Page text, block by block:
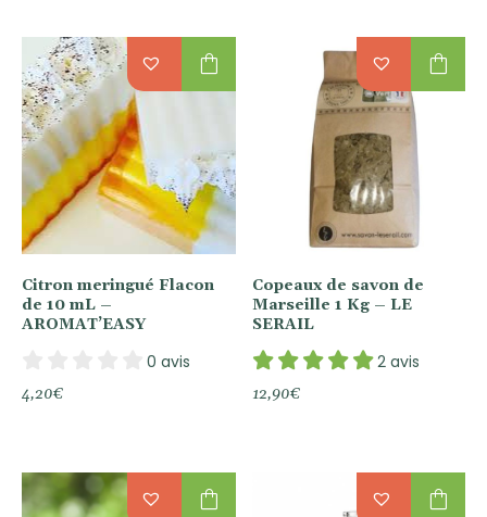
Citron meringué Flacon
de 10 mL –
AROMAT’EASY
0 avis
4,20€
shopping_bag
Copeaux de savon de
Marseille 1 Kg – LE
SERAIL
2 avis
12,90€
shopping_bag
shopping_bag shopping_bag